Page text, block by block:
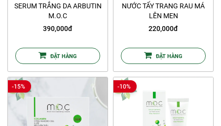
SERUM TRẮNG DA ARBUTIN
M.O.C
390,000đ
ĐẶT HÀNG
NƯỚC TẨY TRANG RAU MÁ
LÊN MEN
220,000đ
ĐẶT HÀNG
-15% -10%